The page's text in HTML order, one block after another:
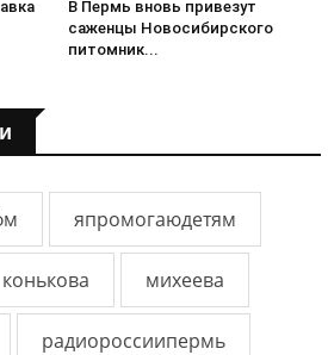
В Пермь вновь привезут
саженцы Новосибирского
питомник...
япромогаюдетям
конькова михеева
радиороссиипермь